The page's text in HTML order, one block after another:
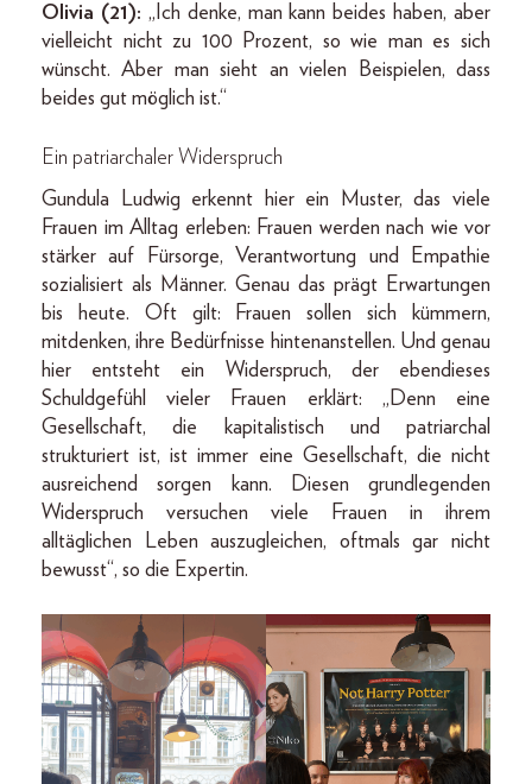
Olivia (21): „Ich denke, man kann beides haben, aber
vielleicht nicht zu 100 Prozent, so wie man es sich
wünscht. Aber man sieht an vielen Beispielen, dass
beides gut möglich ist.“
Ein patriarchaler Widerspruch
Gundula Ludwig erkennt hier ein Muster, das viele
Frauen im Alltag erleben: Frauen werden nach wie vor
stärker auf Fürsorge, Verantwortung und Empathie
sozialisiert als Männer. Genau das prägt Erwartungen
bis heute. Oft gilt: Frauen sollen sich kümmern,
mitdenken, ihre Bedürfnisse hintenanstellen. Und genau
hier entsteht ein Widerspruch, der ebendieses
Schuldgefühl vieler Frauen erklärt: „Denn eine
Gesellschaft, die kapitalistisch und patriarchal
strukturiert ist, ist immer eine Gesellschaft, die nicht
ausreichend sorgen kann. Diesen grundlegenden
Widerspruch versuchen viele Frauen in ihrem
alltäglichen Leben auszugleichen, oftmals gar nicht
bewusst“, so die Expertin.